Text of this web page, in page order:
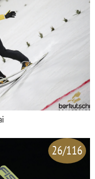
26/116